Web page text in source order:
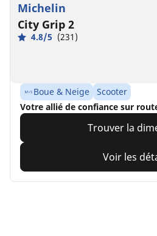
Michelin
City Grip 2
4.8/5 (231)
Boue & Neige
Scooter
Votre allié de confiance sur
Trouver la
Voir les